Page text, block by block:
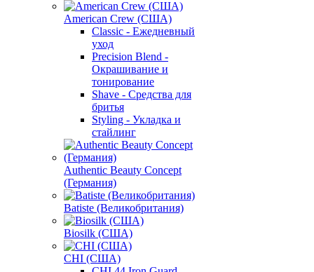
American Crew (США)
Classic - Ежедневный
уход
Precision Blend -
Окрашивание и
тонирование
Shave - Средства для
бритья
Styling - Укладка и
стайлинг
Authentic Beauty Concept
(Германия)
Batiste (Великобритания)
Biosilk (США)
CHI (США)